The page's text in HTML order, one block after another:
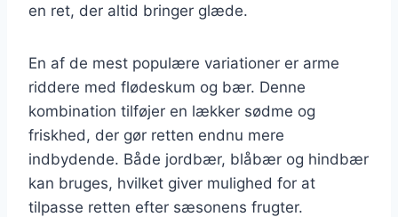
en ret, der altid bringer glæde.
En af de mest populære variationer er arme
riddere med flødeskum og bær. Denne
kombination tilføjer en lækker sødme og
friskhed, der gør retten endnu mere
indbydende. Både jordbær, blåbær og hindbær
kan bruges, hvilket giver mulighed for at
tilpasse retten efter sæsonens frugter.